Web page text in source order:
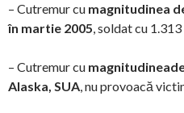
– Cutremur cu magnitudinea
în martie 2005, soldat cu
– Cutremur cu
Alaska, SUA, nu provoacă